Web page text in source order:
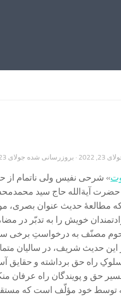
23, 2022 · بروزرسانی شده جولای 23, 2022
» شرحی نفیس ولی ناتمام
آیة‌الله حاج سید
مطالعۀ حدیث عنوان بصری،
خویش را به تدبّر در
مصنّف به درخواستِ برخی
حدیث شریف، در سالیان
راه حق برداشته و حقایق
حق و پویندگان راه عرفان
توسط خود مؤلّف است که